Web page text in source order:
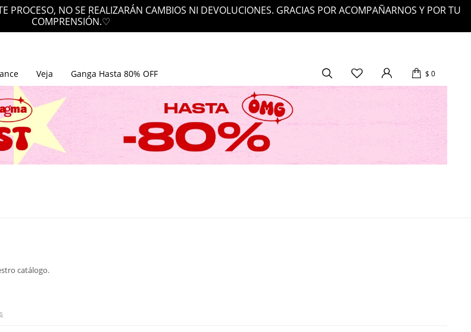
PROCESO, NO SE REALIZARÁN CAMBIOS NI DEVOLUCIONES. GRACIAS POR ACOMPAÑARNOS Y POR TU
COMPRENSIÓN.♡
Veja Ganga Hasta 80% OFF $ 0
catálogo.